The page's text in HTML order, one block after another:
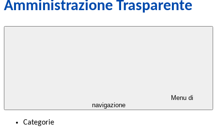
Amministrazione Trasparente
Menu di
navigazione
Categorie